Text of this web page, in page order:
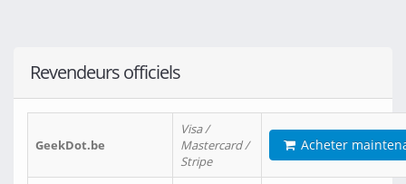
Revendeurs officiels
GeekDot.be
Visa /
Mastercard /
Stripe
Acheter